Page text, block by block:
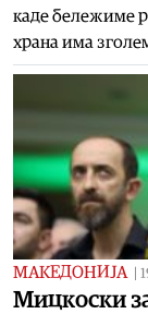
каде бележиме
храна има
МАКЕДОНИЈА
Мицкоски